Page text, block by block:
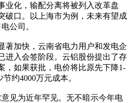
业化，输配分离将被列入改革盘
口。以上海市为例，未来有望成
司。
著加快，云南省电力用户和发电企
入会签阶段。云铝股份提出了存
，如果获批，电价将比原先下降1-
约4000万元成本。
见为近年罕见。无不暗示今年电